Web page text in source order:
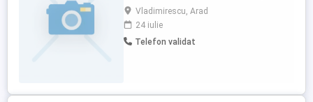
lucru - persoană punctuală, organizată,
responsabilă - bune abilităţi de
comunicare şi organizare - implicare,
dorința de a face un lucru calitativ Se
Vladimirescu, Arad
24 iulie
Telefon validat